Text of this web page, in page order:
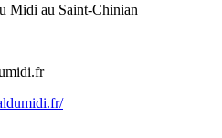
Midi au Saint-Chinian